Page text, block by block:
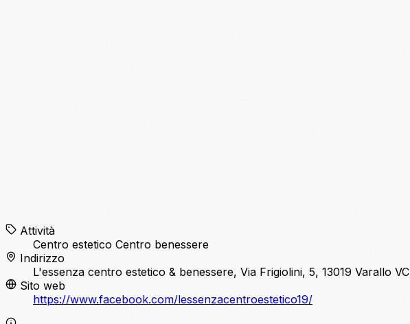
Attività
Centro estetico Centro benessere
Indirizzo
L'essenza centro estetico & benessere, Via Frigiolini, 5, 13019 Varallo VC
Sito web
https://www.facebook.com/lessenzacentroestetico19/